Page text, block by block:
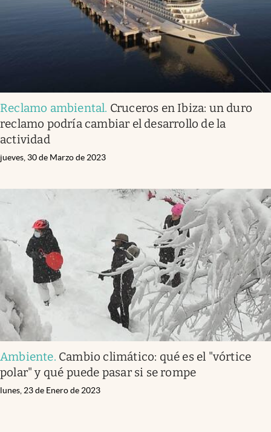
Reclamo ambiental. Cruceros en Ibiza: un duro
reclamo podría cambiar el desarrollo de la
actividad
jueves, 30 de Marzo de 2023
Ambiente. Cambio climático: qué es el "vórtice
polar" y qué puede pasar si se rompe
lunes, 23 de Enero de 2023